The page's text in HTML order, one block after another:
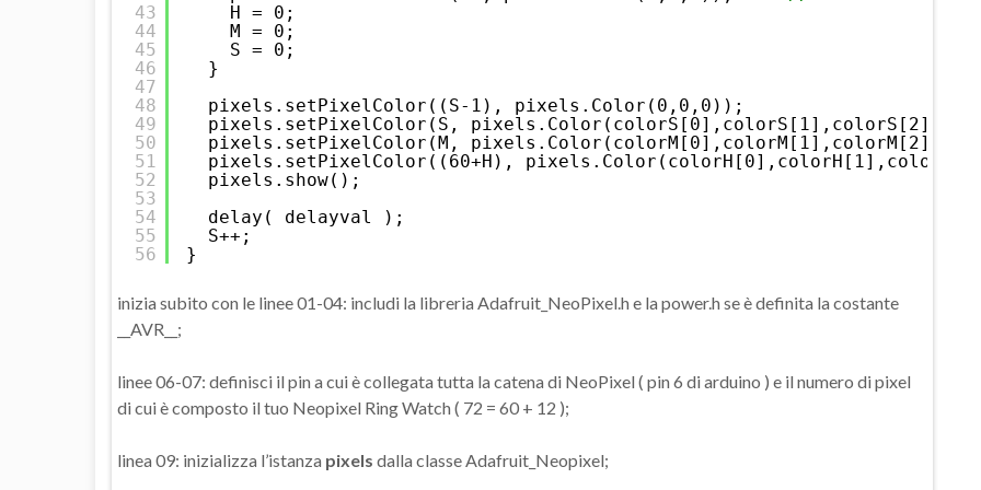
43
44
45
46
47
48
49
50
51
52
53
54
55
56
H = 0;
M = 0;
S = 0;
}
pixels.setPixelColor((S-1), pixels.Color(0,0,0));
pixels.setPixelColor(S, pixels.Color(colorS[0],colorS[1],colorS[2]));
pixels.setPixelColor(M, pixels.Color(colorM[0],colorM[1],colorM[2]));
pixels.setPixelColor((60+H),
pixels.show();
delay( delayval );
S++;
}
inizia subito con le linee 01-04: includi la libreria Adafruit_NeoPixel.h e la power.h se è definita la costante
__AVR__;
linee 06-07: definisci il pin a cui è collegata tutta la catena di NeoPixel ( pin 6 di arduino ) e il numero di pixel
di cui è composto il tuo Neopixel Ring Watch ( 72 = 60 + 12 );
linea 09: inizializza l’istanza pixels dalla classe Adafruit_Neopixel;